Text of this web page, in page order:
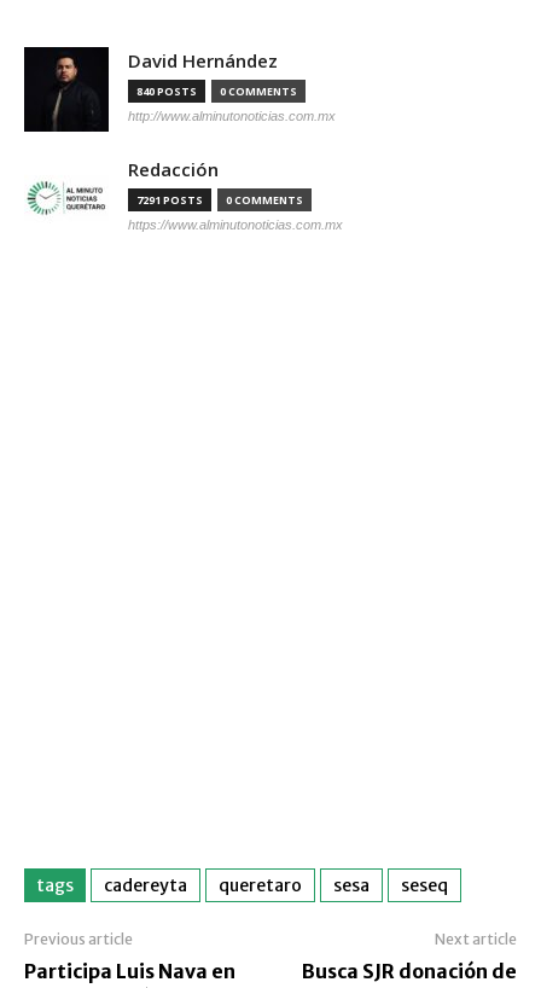
David Hernández
840 POSTS 0 COMMENTS
http://www.alminutonoticias.com.mx
Redacción
7291 POSTS 0 COMMENTS
https://www.alminutonoticias.com.mx
tags cadereyta queretaro sesa seseq
Previous article
Participa Luis Nava en
Next article
Busca SJR donación de